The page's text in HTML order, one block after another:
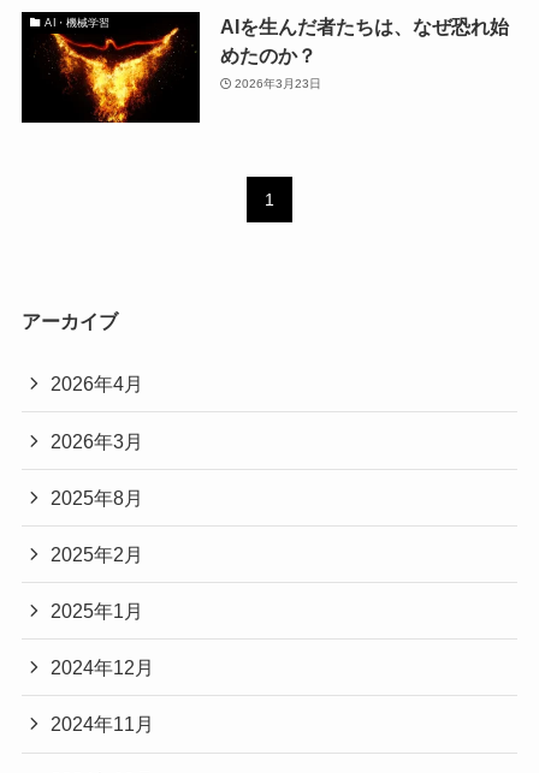
AI・機械学習
AIを生んだ者たちは、なぜ恐れ始
めたのか？
2026年3月23日
1
アーカイブ
2026年4月
2026年3月
2025年8月
2025年2月
2025年1月
2024年12月
2024年11月